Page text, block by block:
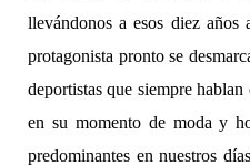
llevándonos a esos diez
protagonista pronto se
deportistas que siempre
en su momento de moda y
predominantes en nuestros